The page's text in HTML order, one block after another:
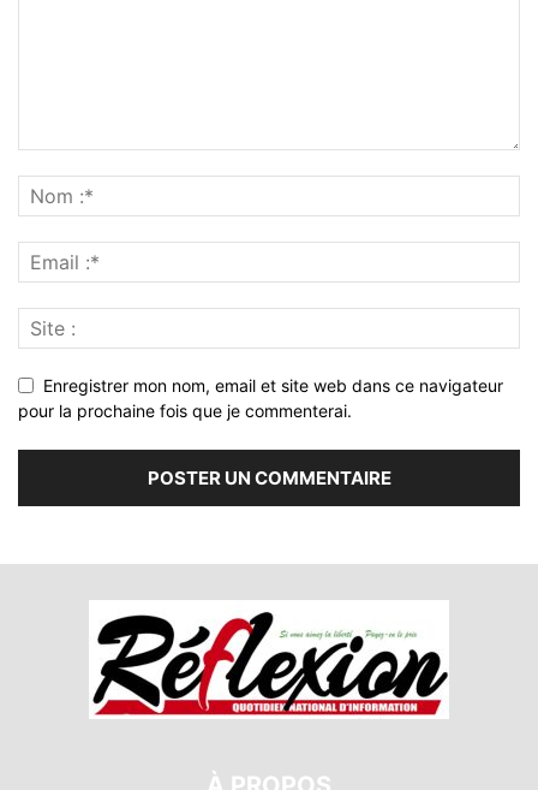
Enregistrer mon nom, email et site web dans ce navigateur
pour la prochaine fois que je commenterai.